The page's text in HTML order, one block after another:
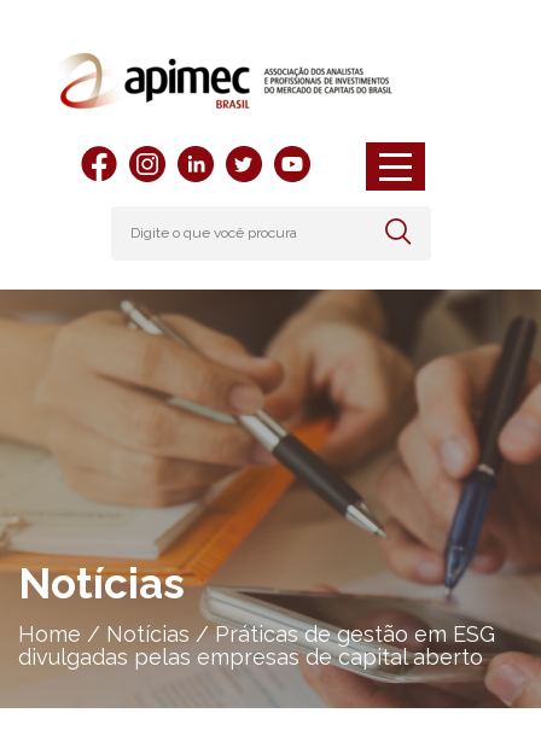
Notícias
Home / Notícias /Práticas de gestão em ESG
divulgadas pelas empresas de capital aberto